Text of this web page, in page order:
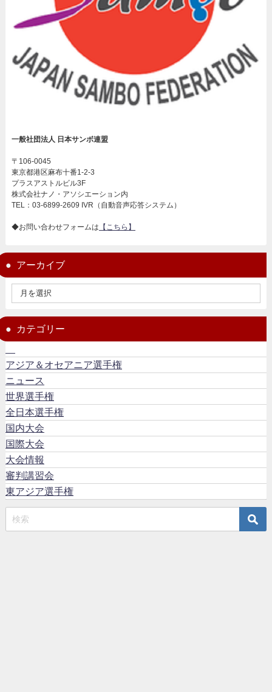
一般社団法人 日本サンボ連盟
〒106-0045
東京都港区麻布十番1-2-3
プラスアストルビル3F
株式会社ナノ・アソシエーション内
TEL：03-6899-2609 IVR（自動音声応答システム）
◆お問い合わせフォームは 【こちら】
アーカイブ
カテゴリー
アジア＆オセアニア選手権
ニュース
世界選手権
全日本選手権
国内大会
国際大会
大会情報
審判講習会
東アジア選手権